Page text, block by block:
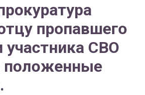
пропавшего
участника CBO
положенные